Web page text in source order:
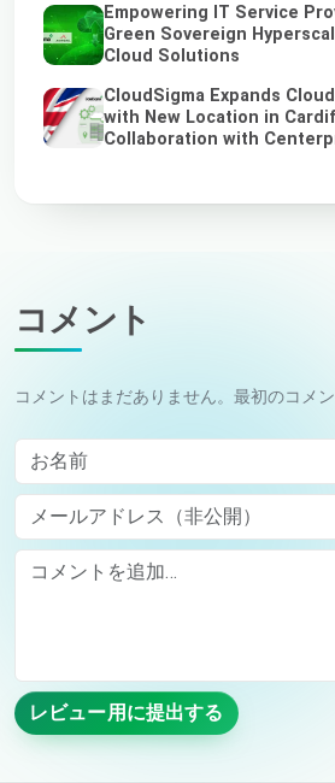
Empowering IT Service
Green Sovereign
Cloud Solutions
CloudSigma Expands
with New Location in
Collaboration with
コメント
コメントはまだありません。最初のコメ
お名前
メールアドレス（非公開）
Comment
レビュー用に提出する